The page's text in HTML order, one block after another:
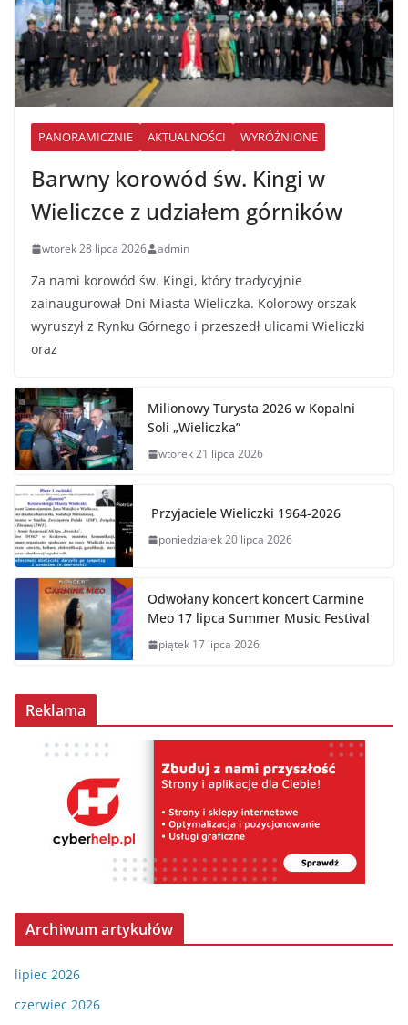
PANORAMICZNIE AKTUALNOŚCI WYRÓŻNIONE
Barwny korowód św. Kingi w
Wieliczce z udziałem górników
wtorek 28 lipca 2026 admin
Za nami korowód św. Kingi, który tradycyjnie
zainaugurował Dni Miasta Wieliczka. Kolorowy orszak
wyruszył z Rynku Górnego i przeszedł ulicami Wieliczki
oraz
Milionowy Turysta 2026 w Kopalni
Soli „Wieliczka”
wtorek 21 lipca 2026
Przyjaciele Wieliczki 1964-2026
poniedziałek 20 lipca 2026
Odwołany koncert koncert Carmine
Meo 17 lipca Summer Music Festival
piątek 17 lipca 2026
Reklama
Archiwum artykułów
lipiec 2026
czerwiec 2026